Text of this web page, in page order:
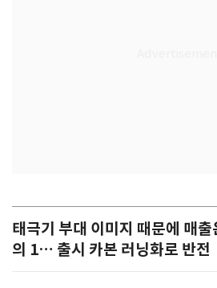
태극기 부대 이미지 때문에 매
의 1… 출시 카본 러닝화로 반전